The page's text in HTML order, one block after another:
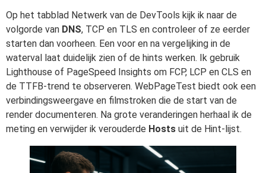
Op het tabblad Netwerk van de DevTools kijk ik naar de
volgorde van DNS, TCP en TLS en controleer of ze eerder
starten dan voorheen. Een voor en na vergelijking in de
waterval laat duidelijk zien of de hints werken. Ik gebruik
Lighthouse of PageSpeed Insights om FCP, LCP en CLS en
de TTFB-trend te observeren. WebPageTest biedt ook een
verbindingsweergave en filmstroken die de start van de
render documenteren. Na grote veranderingen herhaal ik de
meting en verwijder ik verouderde Hosts uit de Hint-lijst.